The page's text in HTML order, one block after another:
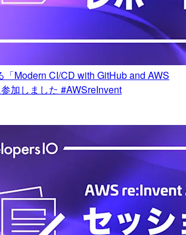
Modern CI/CD with GitHub and AWS
加しました #AWSreInvent